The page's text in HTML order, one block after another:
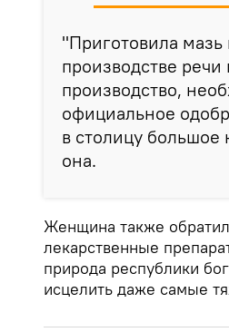
"Приготовила
производстве
производство,
официальное
в столицу большое
она.
Женщина также
лекарственные
природа республики
исцелить даже самые